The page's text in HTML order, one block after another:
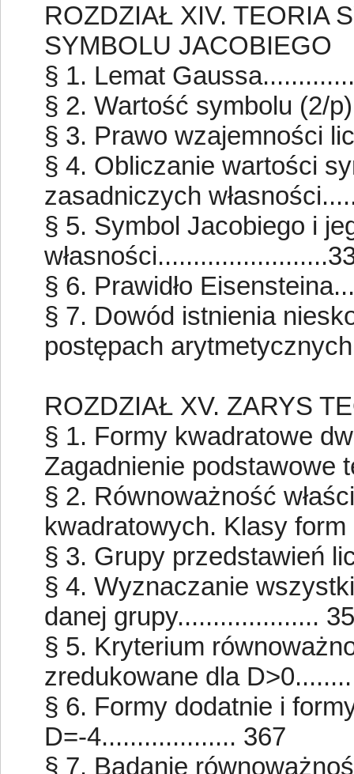
ROZDZIAŁ XIV. TEORIA
SYMBOLU JACOBIEGO
§ 1. Lemat
§ 2. Wartość symbolu (2/
§ 3. Prawo wzajemności
§ 4. Obliczanie wartości
zasadniczych
§ 5. Symbol Jacobiego i
§ 6. Prawidło
§ 7. Dowód istnienia
postępach
ROZDZIAŁ XV. ZARYS
§ 1. Formy kwadratowe
Zagadnienie podstawowe
§ 2. Równoważność
kwadratowych. Klasy
§ 3. Grupy przedstawień
§ 4. Wyznaczanie
danej grupy....................
§ 5. Kryterium
zredukowane dla
§ 6. Formy dodatnie i
D=-4................... 367
§ 7. Badanie